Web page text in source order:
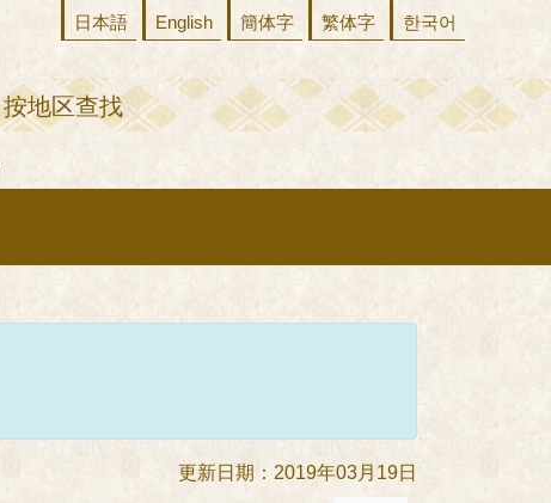
日本語 English 簡体字 繁体字 한국어
按地区查找
更新日期：2019年03月19日